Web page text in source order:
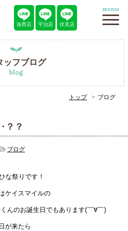
洛西店 宇治店 伏見店
menu
ッフブログ
blog
トップ ブログ
？？
ブログ
な祭りです！
ケイスマイルの
んのお誕生日でもあります(￣∀￣)
が来たら